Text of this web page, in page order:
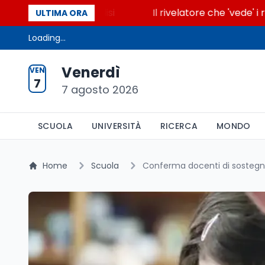
ULTIMA ORA
la glicolisi Il rivelatore che 'vede' i reattori
Loading...
VEN
7
Venerdì
7 agosto 2026
SCUOLA UNIVERSITÀ RICERCA MONDO
Home Scuola